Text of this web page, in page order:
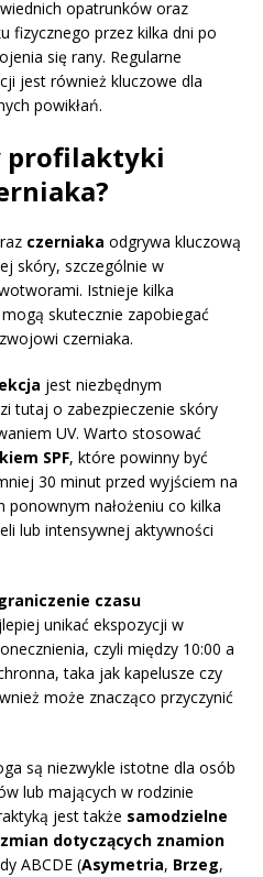
opatrunków oraz
fizycznego przez kilka dni po
się rany. Regularne
jest również kluczowe dla
powikłań.
profilaktyki
czerniaka odgrywa kluczową
skóry, szczególnie w
Istnieje kilka
skutecznie zapobiegać
czerniaka.
jest niezbędnym
tutaj o zabezpieczenie skóry
UV. Warto stosować
SPF, które powinny być
30 minut przed wyjściem na
ponownym nałożeniu co kilka
lub intensywnej aktywności
czasu
unikać ekspozycji w
czyli między 10:00 a
taka jak kapelusze czy
może znacząco przyczynić
są niezwykle istotne dla osób
lub mających w rodzinie
jest także samodzielne
dotyczących znamion
ABCDE (Asymetria, Brzeg,